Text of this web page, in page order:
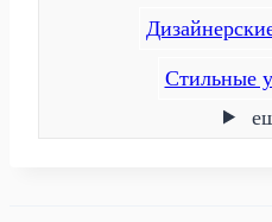
Стильные